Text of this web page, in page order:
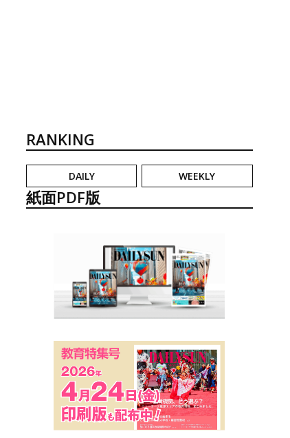
RANKING
DAILY WEEKLY
紙面PDF版